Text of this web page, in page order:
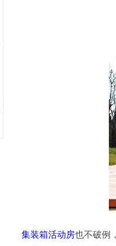
集装箱活动房也不破例